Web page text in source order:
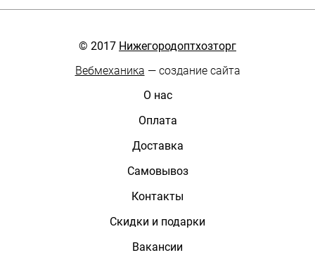
© 2017 Нижегородоптхозторг
Вебмеханика — создание сайта
О нас
Оплата
Доставка
Самовывоз
Контакты
Скидки и подарки
Вакансии